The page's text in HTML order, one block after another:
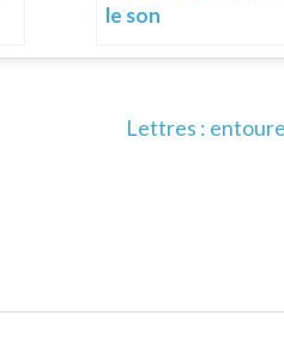
le son
Lettres :